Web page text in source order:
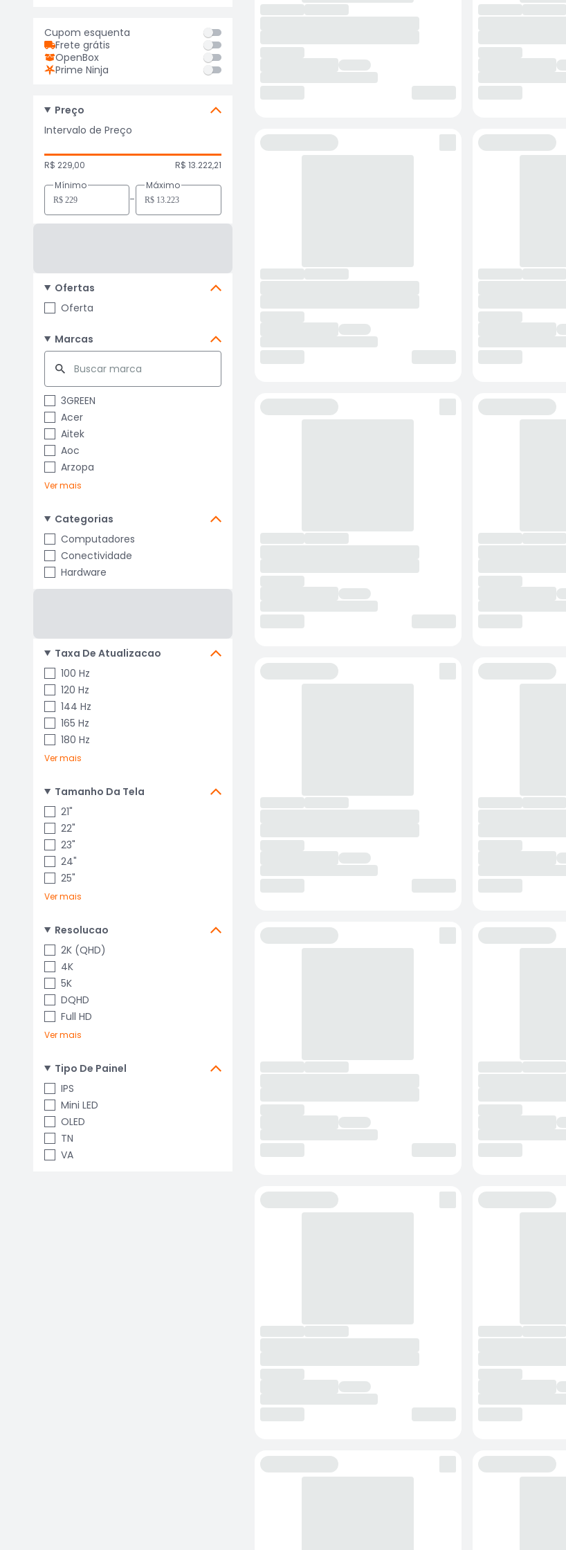
Cupom esquenta
Frete grátis
OpenBox
Prime Ninja
Preço
Intervalo de Preço
R$ 229,00
R$ 13.222,21
Mínimo
-
Máximo
Ofertas
Oferta
Marcas
3GREEN
Acer
Aitek
Aoc
Arzopa
Ver mais
Categorias
Computadores
Conectividade
Hardware
Taxa De Atualizacao
100 Hz
120 Hz
144 Hz
165 Hz
180 Hz
Ver mais
Tamanho Da Tela
21"
22"
23"
24"
25"
Ver mais
Resolucao
2K (QHD)
4K
5K
DQHD
Full HD
Ver mais
Tipo De Painel
IPS
Mini LED
OLED
TN
VA